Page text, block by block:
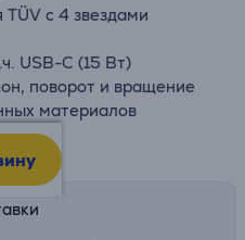
с 4 звездами
USB-C (15 Вт)
поворот и вращение
материалов